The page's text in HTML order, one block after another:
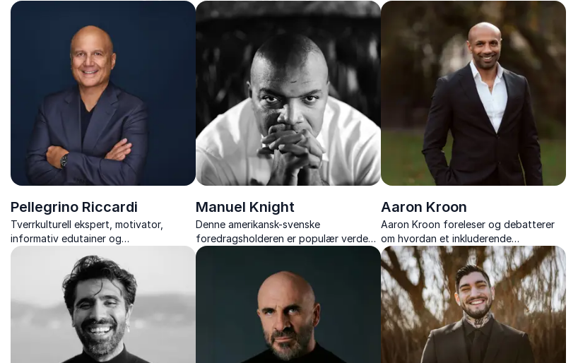
om kulturelle forskjeller, norsk kultur og kommunikasjon, med erfaring fra både
politikk og ledelse.
pågangsmot, sin iver og erfaringer.
Pellegrino Riccardi
Tverrkulturell ekspert, motivator,
informativ edutainer og
kommunikasjonsrådgiver med dyp
innsikt i kommunikasjon.
Manuel Knight
Denne amerikansk-svenske
foredragsholderen er populær verden
over med sine motiverende og
Aaron Kroon
Aaron Kroon foreleser og debatterer
om hvordan et inkluderende
arbeidsmiljø skaper mangfold
forretningsverdi innovasjonskraft og
styrker deg som leder. Aaron bruker
personlige erfaringer som eksempler...